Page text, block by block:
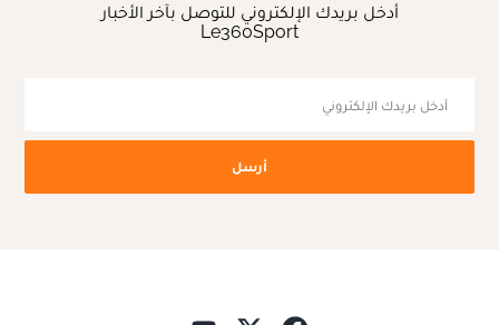
أدخل بريدك الإلكتروني للتوصل بآخر الأخبار
Le360Sport
أرسل